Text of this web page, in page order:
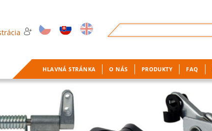
HLAVNÁ STRÁNKA O NÁS PRODUKTY FAQ